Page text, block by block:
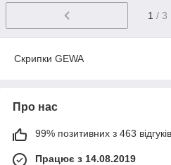
1 / 3
Скрипки GEWA
Про нас
99% позитивних з 463
Працює з 14.08.2019